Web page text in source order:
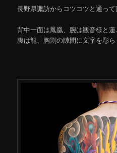
長野県諏訪からコツコツと通って
背中一面は鳳凰、腕は観音様と
腹は龍、胸割の隙間に文字を彫ら